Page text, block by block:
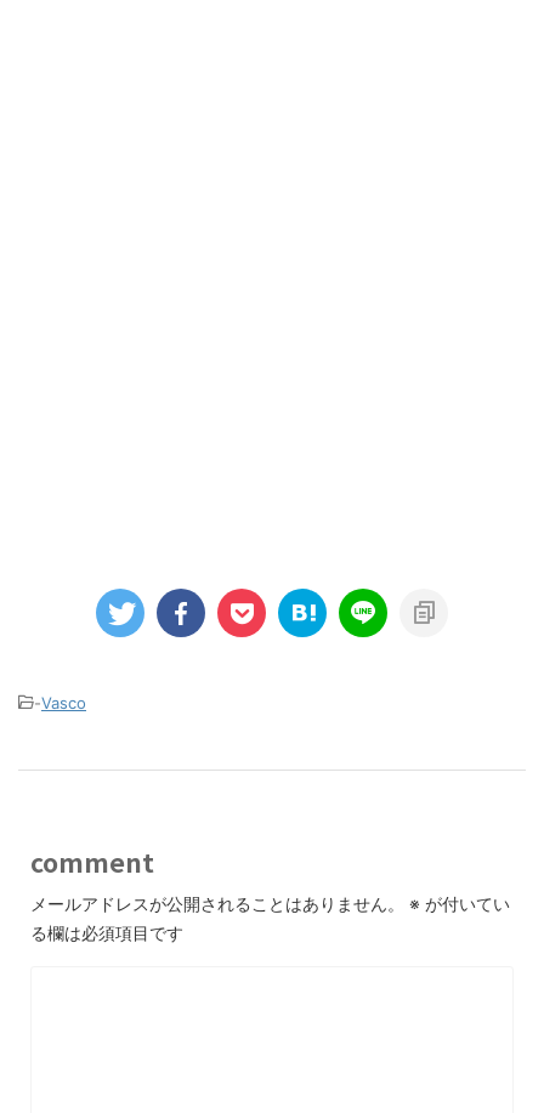
-Vasco
comment
メールアドレスが公開されることはありません。 ※ が付いてい
る欄は必須項目です